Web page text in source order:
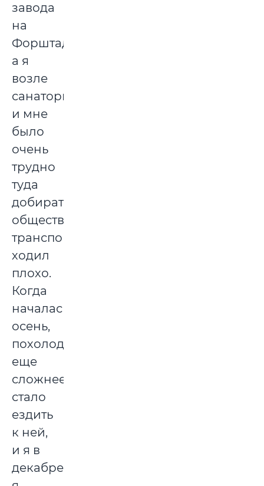
завода
на
Форштадте,
а я
возле
санатория,
и мне
было
очень
трудно
туда
добираться,
общественный
транспорт
ходил
плохо.
Когда
началась
осень,
похолодало,
еще
сложнее
стало
ездить
к ней,
и я в
декабре